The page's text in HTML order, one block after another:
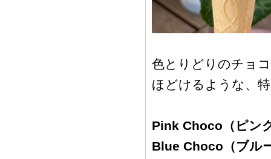
色とりどりのチョ
ほどけるような、
Pink Choco（ピン
Blue Choco（ブル